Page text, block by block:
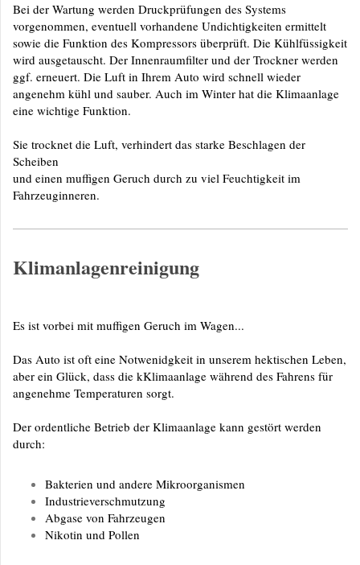
Bei der Wartung werden Druckprüfungen des Systems
vorgenommen, eventuell vorhandene Undichtigkeiten ermittelt
sowie die Funktion des Kompressors überprüft. Die Kühlfüssigkeit
wird ausgetauscht. Der Innenraumfilter und der Trockner werden
ggf. erneuert. Die Luft in Ihrem Auto wird schnell wieder
angenehm kühl und sauber. Auch im Winter hat die Klimaanlage
eine wichtige Funktion.
Sie trocknet die Luft, verhindert das starke Beschlagen der
Scheiben
und einen muffigen Geruch durch zu viel Feuchtigkeit im
Fahrzeuginneren.
Klimanlagenreinigung
Es ist vorbei mit muffigen Geruch im Wagen...
Das Auto ist oft eine Notwenidgkeit in unserem hektischen Leben,
aber ein Glück, dass die kKlimaanlage während des Fahrens für
angenehme Temperaturen sorgt.
Der ordentliche Betrieb der Klimaanlage kann gestört werden
durch:
Bakterien und andere Mikroorganismen
Industrieverschmutzung
Abgase von Fahrzeugen
Nikotin und Pollen